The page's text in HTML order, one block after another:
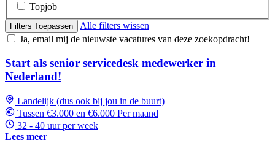
Topjob
Filters Toepassen
Alle filters wissen
Ja, email mij de nieuwste vacatures van deze zoekopdracht!
Start als senior servicedesk medewerker in
Nederland!
Landelijk (dus ook bij jou in de buurt)
Tussen €3.000 en €6.000 Per maand
32 - 40 uur per week
Lees meer